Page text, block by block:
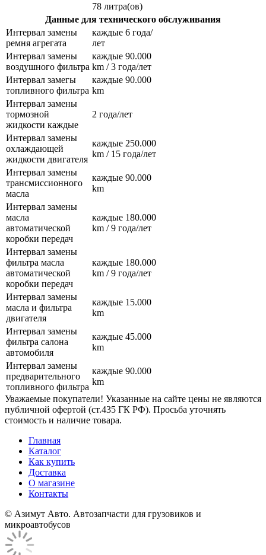
78 литра(ов)
Данные для технического обслуживания
Интервал замены
ремня агрегата
каждые 6 года/
лет
Интервал замены
воздушного фильтра
каждые 90.000
km / 3 года/лет
Интервал замегы
топливного фильтра
каждые 90.000
km
Интервал замены
тормозной
жидкости каждые
2 года/лет
Интервал замены
охлаждающей
жидкости двигателя
каждые 250.000
km / 15 года/лет
Интервал замены
трансмиссионного
масла
каждые 90.000
km
Интервал замены
масла
автоматической
коробки передач
каждые 180.000
km / 9 года/лет
Интервал замены
фильтра масла
автоматической
коробки передач
каждые 180.000
km / 9 года/лет
Интервал замены
масла и фильтра
двигателя
каждые 15.000
km
Интервал замены
фильтра салона
автомобиля
каждые 45.000
km
Интервал замены
предварительного
топливного фильтра
каждые 90.000
km
Уважаемые покупатели! Указанные на сайте цены не являются
публичной офертой (ст.435 ГК РФ). Просьба уточнять
стоимость и наличие товара.
Главная
Каталог
Как купить
Доставка
О магазине
Контакты
© Азимут Авто. Автозапчасти для грузовиков и
микроавтобусов